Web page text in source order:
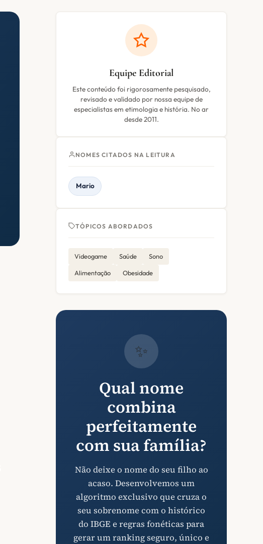
Equipe Editorial
Este conteúdo foi rigorosamente pesquisado,
revisado e validado por nossa equipe de
especialistas em etimologia e história. No ar
desde 2011.
NOMES CITADOS NA LEITURA
Mario
TÓPICOS ABORDADOS
Videogame Saúde Sono
Alimentação Obesidade
✨
Qual nome
combina
perfeitamente
com sua família?
Não deixe o nome do seu filho ao
acaso. Desenvolvemos um
algoritmo exclusivo que cruza o
seu sobrenome com o histórico
do IBGE e regras fonéticas para
gerar um ranking seguro, único e